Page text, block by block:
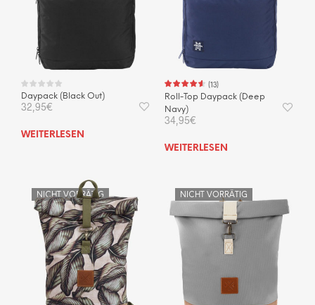
Daypack (Black Out)
32,95€
WEITERLESEN
(13)
Roll-Top Daypack (Deep
Navy)
34,95€
WEITERLESEN
NICHT VORRÄTIG NICHT VORRÄTIG